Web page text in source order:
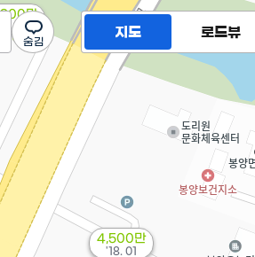
4,500만
'18. 01
만
'15. 07 지도 로드뷰